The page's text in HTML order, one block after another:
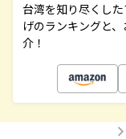
台湾を知り尽くし
げのランキングと
介！